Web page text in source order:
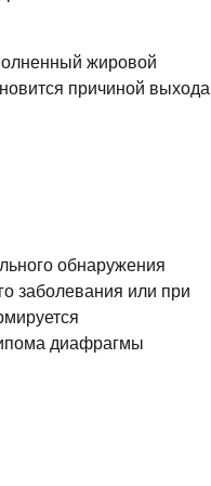
жировой
причиной выхода
обнаружения
заболевания или при
диафрагмы